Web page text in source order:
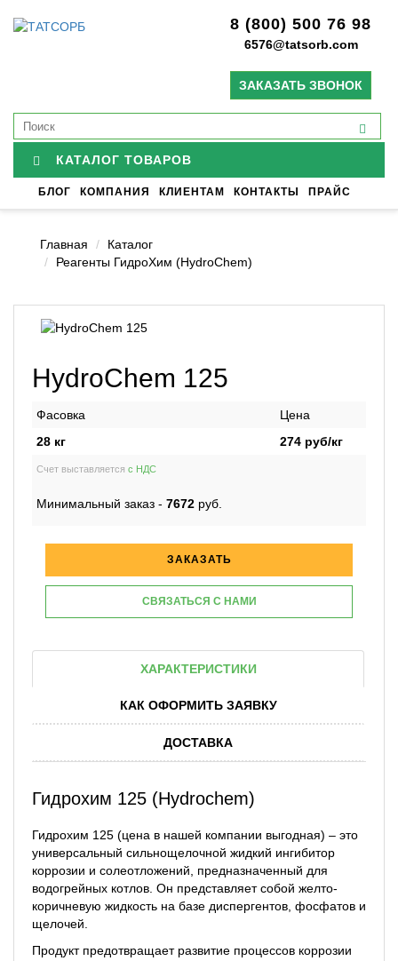
8 (800) 500 76 98
6576@tatsorb.com
ЗАКАЗАТЬ ЗВОНОК
КАТАЛОГ ТОВАРОВ
БЛОГ КОМПАНИЯ КЛИЕНТАМ КОНТАКТЫ ПРАЙС
Главная
Каталог
Реагенты ГидроХим (HydroChem)
HydroChem 125
Фасовка
Цена
28 кг
274 руб/кг
Счет выставляется с НДС
Минимальный заказ - 7672 руб.
ЗАКАЗАТЬ
СВЯЗАТЬСЯ С НАМИ
ХАРАКТЕРИСТИКИ
КАК ОФОРМИТЬ ЗАЯВКУ
ДОСТАВКА
Гидрохим 125 (Hydrochem)
Гидрохим 125 (цена в нашей компании выгодная) – это
универсальный сильнощелочной жидкий ингибитор
коррозии и солеотложений, предназначенный для
водогрейных котлов. Он представляет собой желто-
коричневую жидкость на базе диспергентов, фосфатов и
щелочей.
Продукт предотвращает развитие процессов коррозии